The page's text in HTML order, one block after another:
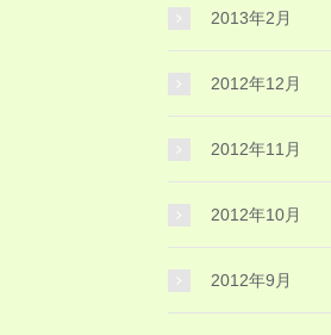
2013年2月
2012年12月
2012年11月
2012年10月
2012年9月